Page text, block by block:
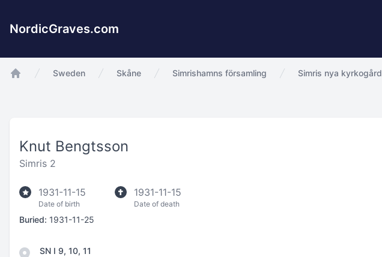
NordicGraves.com
Sweden Skåne Simrishamns församling Simris nya kyrkogård
Knut Bengtsson
Simris 2
1931-11-15
Date of birth
1931-11-15
Date of death
Buried: 1931-11-25
SN I 9, 10, 11